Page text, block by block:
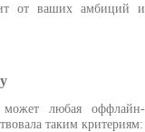
от ваших амбиций и
может любая оффлайн-
таким критериям: